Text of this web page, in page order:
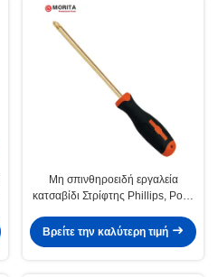
Μη σπινθηροειδή εργαλεία
κατσαβίδι Στρίφτης Phillips, Pozi,
Αλουμίνιο Χάλκινο σκληρότητα
Βρείτε την καλύτερη τιμή